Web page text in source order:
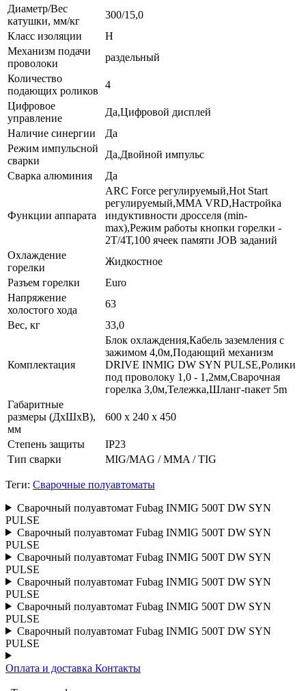
Диаметр/Вес
катушки, мм/кг
300/15,0
Класс изоляции
Н
Механизм подачи
проволоки
раздельный
Количество
подающих роликов
4
Цифровое
управление
Да,Цифровой дисплей
Наличие синергии
Да
Режим импульсной
сварки
Да,Двойной импульс
Сварка алюминия
Да
Функции аппарата
ARC Force регулируемый,Hot Start
регулируемый,MMA VRD,Настройка
индуктивности дросселя (min-
max),Режим работы кнопки горелки -
2Т/4Т,100 ячеек памяти JOB заданий
Охлаждение
горелки
Жидкостное
Разъем горелки
Euro
Напряжение
холостого хода
63
Вес, кг
33,0
Комплектация
Блок охлаждения,Кабель заземления с
зажимом 4,0м,Подающий механизм
DRIVE INMIG DW SYN PULSE,Ролики
под проволоку 1,0 - 1,2мм,Сварочная
горелка 3,0м,Тележка,Шланг-пакет 5m
Габаритные
размеры (ДхШхВ),
мм
600 х 240 х 450
Степень защиты
IP23
Тип сварки
MIG/MAG / MMA / TIG
Теги: Сварочные полуавтоматы
Сварочный полуавтомат Fubag INMIG 500T DW SYN
PULSE
Сварочный полуавтомат Fubag INMIG 500T DW SYN
PULSE
Сварочный полуавтомат Fubag INMIG 500T DW SYN
PULSE
Сварочный полуавтомат Fubag INMIG 500T DW SYN
PULSE
Сварочный полуавтомат Fubag INMIG 500T DW SYN
PULSE
Сварочный полуавтомат Fubag INMIG 500T DW SYN
PULSE
Оплата и доставка Контакты